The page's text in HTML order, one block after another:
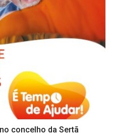
concelho da Sertã